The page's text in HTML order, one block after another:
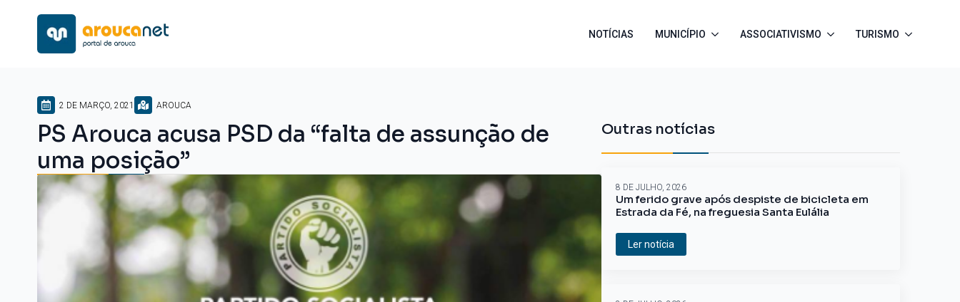
NOTÍCIAS MUNICÍPIO ASSOCIATIVISMO TURISMO
2 DE MARÇO, 2021 AROUCA
PS Arouca acusa PSD da “falta de assunção de
uma posição”
Outras notícias
Um ferido grave após despiste de bicicleta em
Estrada da Fé, na freguesia Santa Eulália
8 DE JULHO, 2026
Ler notícia